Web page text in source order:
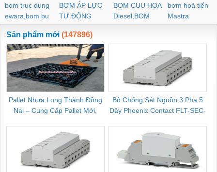
bom truc dung
ewara,bom bu
ewara
BƠM ÁP LỰC
TỰ ĐỘNG
BOM CUU HOA
Diesel,BOM
CHUA CHAY
bơm hoả tiển
Mastra
Sản phẩm mới (147896)
Pallet Nhựa Long Thành Đồng
Nai – Cung Cấp Pallet Mới,
Bộ Chống Sét Nguồn 3 Pha 5
Dây Phoenix Contact FLT-SEC-